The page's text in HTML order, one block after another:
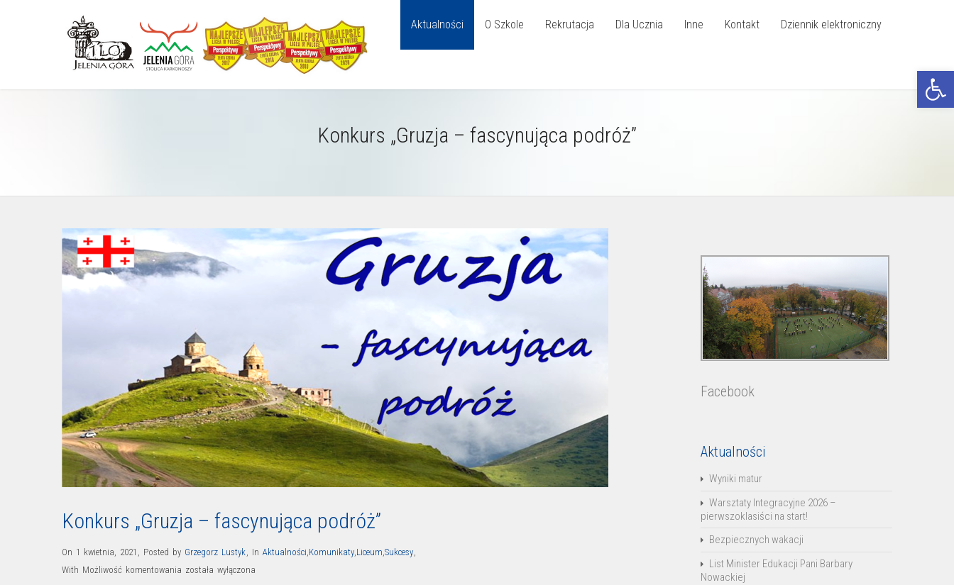
Otwórz
Aktualności O Szkole Rekrutacja Dla Ucznia Inne Kontakt Dziennik elektroniczny
Konkurs „Gruzja – fascynująca podróż”
Konkurs „Gruzja – fascynująca podróż”
On 1 kwietnia, 2021 , Posted by Grzegorz Lustyk, In Aktualności,Komunikaty,Liceum,Sukcesy,
With Możliwość komentowania Konkurs
została wyłączona
Facebook
Aktualności
Wyniki matur
Warsztaty Integracyjne 2026 –
pierwszoklasiści na start!
Bezpiecznych wakacji
List Minister Edukacji Pani Barbary
Nowackiej